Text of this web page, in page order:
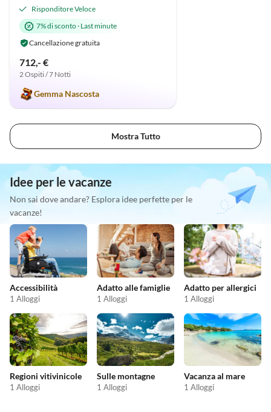
Risponditore Veloce
7% di sconto· Last minute
Cancellazione gratuita
712,- €
2 Ospiti / 7 Notti
Gemma Nascosta
Mostra Tutto
Idee per le vacanze
Non sai dove andare? Esplora idee perfette per le
vacanze!
Accessibilità
1 Alloggi
Adatto alle famiglie
1 Alloggi
Adatto per allergici
1 Alloggi
Regioni vitivinicole
1 Alloggi
Sulle montagne
1 Alloggi
Vacanza al mare
1 Alloggi